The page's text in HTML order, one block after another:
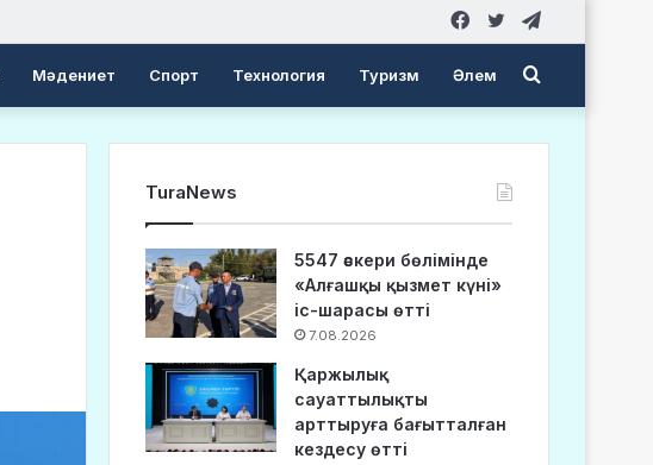
Twitter
Facebook
Мәдениет Спорт Технология Туризм Әлем Search
for
TuraNews
5547 әскери бөлімінде
«Алғашқы қызмет күні»
іс-шарасы өтті
7.08.2026
Қаржылық
сауаттылықты
арттыруға бағытталған
кездесу өтті